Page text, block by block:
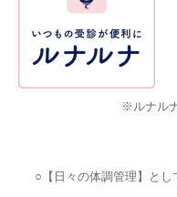
※ルナル
○【日々の体調管理】と